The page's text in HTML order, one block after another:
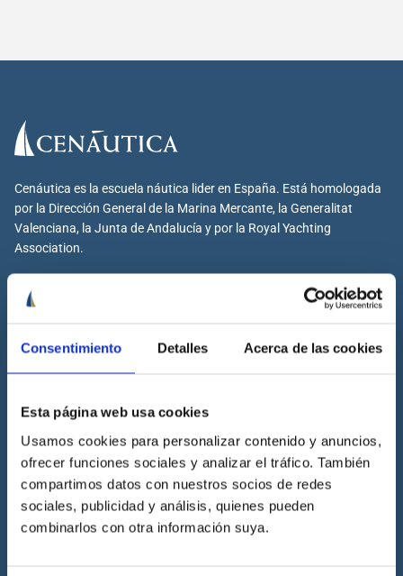
Consentimiento Detalles Acerca de las cookies
Esta página web usa cookies
Usamos cookies para personalizar contenido y anuncios,
ofrecer funciones sociales y analizar el tráfico. También
compartimos datos con nuestros socios de redes
sociales, publicidad y análisis, quienes pueden
combinarlos con otra información suya.
Cenáutica es la escuela náutica lider en España. Está homologada
por la Dirección General de la Marina Mercante, la Generalitat
Valenciana, la Junta de Andalucía y por la Royal Yachting
Association.
Cenáutica
Escuela náutica
Escuela náutica virtual
Contacta con Cenáutica
Historia de Cenáutica
Trabaja con Cenáutica
Sala de prensa